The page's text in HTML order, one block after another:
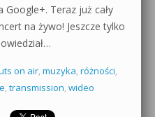
Teraz już cały
na żywo! Jeszcze tylko
on air, muzyka, różności,
, transmission, wideo